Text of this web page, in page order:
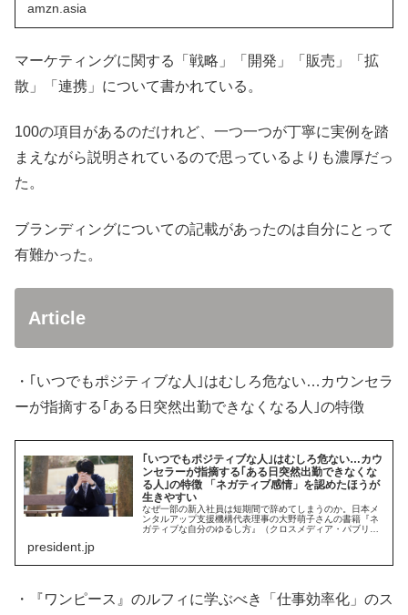
amzn.asia
マーケティングに関する「戦略」「開発」「販売」「拡
散」「連携」について書かれている。
100の項目があるのだけれど、一つ一つが丁寧に実例を踏
まえながら説明されているので思っているよりも濃厚だっ
た。
ブランディングについての記載があったのは自分にとって
有難かった。
Article
・｢いつでもポジティブな人｣はむしろ危ない…カウンセラ
ーが指摘する｢ある日突然出勤できなくなる人｣の特徴
｢いつでもポジティブな人｣はむしろ危ない…カウ
ンセラーが指摘する｢ある日突然出勤できなくな
る人｣の特徴 「ネガティブ感情」を認めたほうが
生きやすい
なぜ一部の新入社員は短期間で辞めてしまうのか。日本メ
ンタルアップ支援機構代表理事の大野萌子さんの書籍『ネ
ガティブな自分のゆるし方』（クロスメディア・パブリッ
president.jp
・『ワンピース』のルフィに学ぶべき「仕事効率化」のス